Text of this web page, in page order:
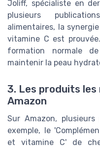
Joliff, spécialiste en
plusieurs
alimentaires, la
vitamine C est
formation normale
maintenir la peau
3. Les produits
Amazon
Sur Amazon,
exemple, le
et vitamine C' de